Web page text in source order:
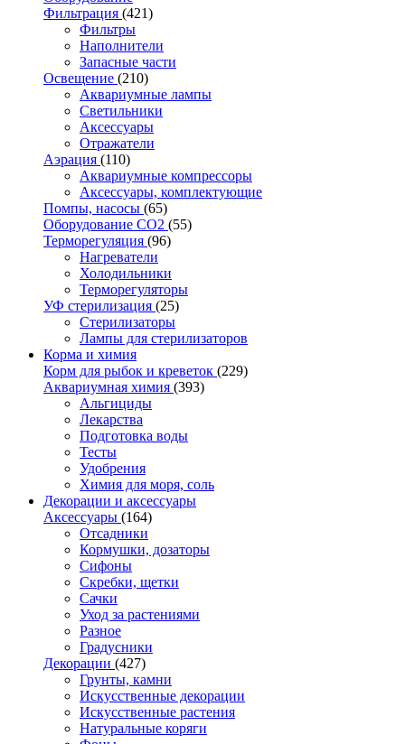
Фильтрация (421)
Фильтры
Наполнители
Запасные части
Освещение (210)
Аквариумные лампы
Светильники
Аксессуары
Отражатели
Аэрация (110)
Аквариумные компрессоры
Аксессуары, комплектующие
Помпы, насосы (65)
Оборудование CO2 (55)
Терморегуляция (96)
Нагреватели
Холодильники
Терморегуляторы
УФ стерилизация (25)
Стерилизаторы
Лампы для стерилизаторов
Корма и химия
Корм для рыбок и креветок (229)
Аквариумная химия (393)
Альгициды
Лекарства
Подготовка воды
Тесты
Удобрения
Химия для моря, соль
Декорации и аксессуары
Аксессуары (164)
Отсадники
Кормушки, дозаторы
Сифоны
Скребки, щетки
Сачки
Уход за растениями
Разное
Градусники
Декорации (427)
Грунты, камни
Искусственные декорации
Искусственные растения
Натуральные коряги